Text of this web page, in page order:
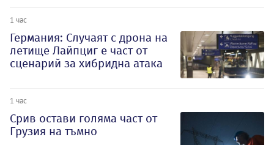
1 час
Германия: Случаят с дрона на
летище Лайпциг е част от
сценарий за хибридна атака
1 час
Срив остави голяма част от
Грузия на тъмно